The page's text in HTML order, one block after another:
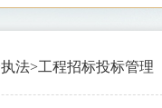
法>工程招标投标管理